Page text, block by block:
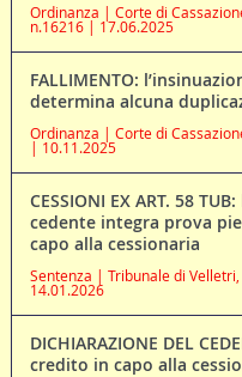
Ordinanza | Corte di
n.16216 | 17.06.2025
FALLIMENTO:
determina alcuna
Ordinanza | Corte di
| 10.11.2025
CESSIONI EX ART. 58
cedente integra prova
capo alla cessionaria
Sentenza | Tribunale di
14.01.2026
DICHIARAZIONE DEL
credito in capo alla